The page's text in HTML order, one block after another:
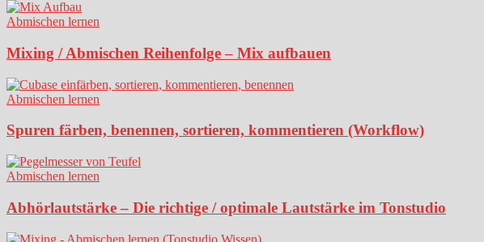
Abmischen lernen
Mixing / Abmischen Reihenfolge – Mix aufbauen
Abmischen lernen
Spuren färben, benennen, sortieren, kommentieren (Workflow)
Abmischen lernen
Abhörlautstärke – Die richtige / optimale Lautstärke im Tonstudio